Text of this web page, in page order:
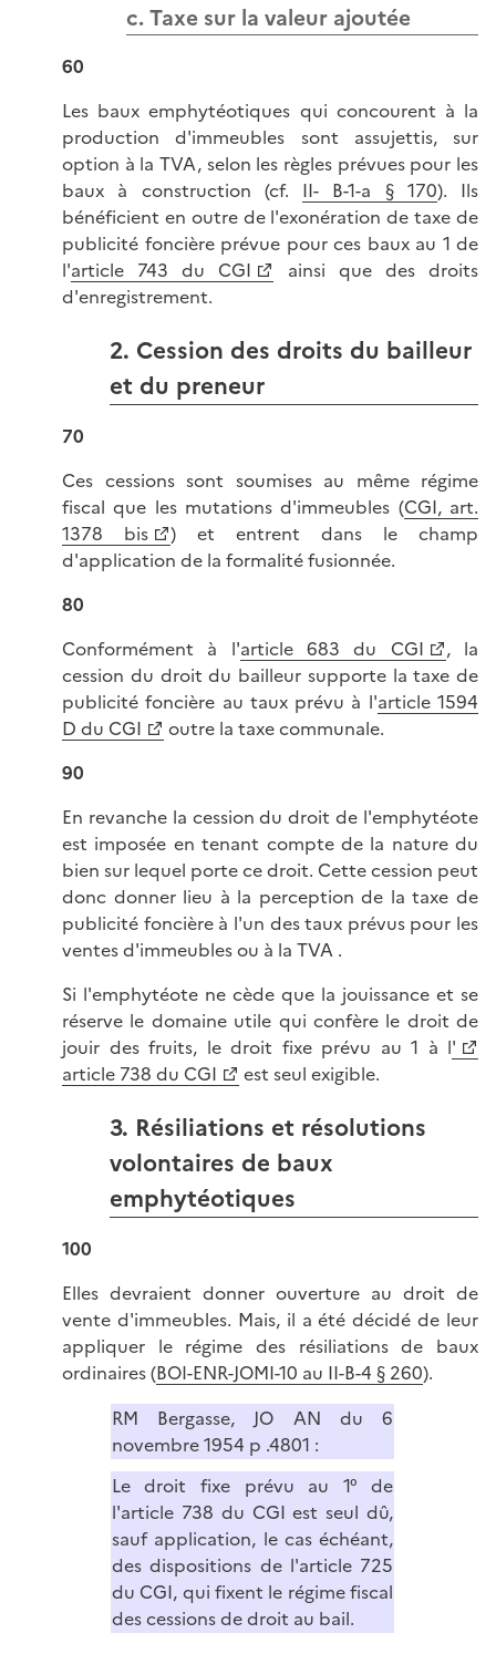
c. Taxe sur la valeur ajoutée
60
Les baux emphytéotiques qui concourent à la
production d'immeubles sont assujettis, sur
option à la TVA, selon les règles prévues pour les
baux à construction (cf. II- B-1-a § 170). Ils
bénéficient en outre de l'exonération de taxe de
publicité foncière prévue pour ces baux au 1 de
l'article 743 du CGI
ainsi que des droits
d'enregistrement.
2. Cession des droits du bailleur
et du preneur
70
Ces cessions sont soumises au même régime
fiscal que les mutations d'immeubles (CGI, art.
1378 bis
) et entrent dans le champ
d'application de la formalité fusionnée.
80
Conformément à l'article 683 du CGI
, la
cession du droit du bailleur supporte la taxe de
publicité foncière au taux prévu à l'article 1594
D du CGI
outre la taxe communale.
90
En revanche la cession du droit de l'emphytéote
est imposée en tenant compte de la nature du
bien sur lequel porte ce droit. Cette cession peut
donc donner lieu à la perception de la taxe de
publicité foncière à l'un des taux prévus pour les
ventes d'immeubles ou à la TVA .
Si l'emphytéote ne cède que la jouissance et se
réserve le domaine utile qui confère le droit de
jouir des fruits, le droit fixe prévu au 1 à l'
article 738 du CGI
est seul exigible.
3. Résiliations et résolutions
volontaires de baux
emphytéotiques
100
Elles devraient donner ouverture au droit de
vente d'immeubles. Mais, il a été décidé de leur
appliquer le régime des résiliations de baux
ordinaires (BOI-ENR-JOMI-10 au II-B-4 § 260).
RM Bergasse, JO AN du 6
novembre 1954 p .4801 :
Le droit fixe prévu au 1° de
l'article 738 du CGI est seul dû,
sauf application, le cas échéant,
des dispositions de l'article 725
du CGI, qui fixent le régime fiscal
des cessions de droit au bail.